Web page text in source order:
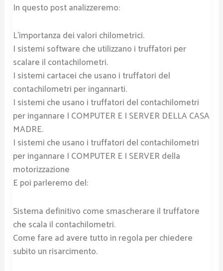
In questo post analizzeremo:
L’importanza dei valori chilometrici.
I sistemi software che utilizzano i truffatori per
scalare il contachilometri.
I sistemi cartacei che usano i truffatori del
contachilometri per ingannarti.
I sistemi che usano i truffatori del contachilometri
per ingannare I COMPUTER E I SERVER DELLA CASA
MADRE.
I sistemi che usano i truffatori del contachilometri
per ingannare I COMPUTER E I SERVER della
motorizzazione
E poi parleremo del:
Sistema definitivo come smascherare il truffatore
che scala il contachilometri.
Come fare ad avere tutto in regola per chiedere
subito un risarcimento.